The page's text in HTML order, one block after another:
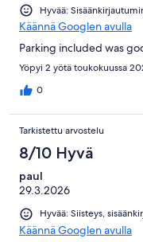
Hyvää:
Käännä Googlen avulla
Parking included was
Yöpyi 2 yötä toukokuussa
0
Tarkistettu arvostelu
8/10 Hyvä
paul
29.3.2026
Hyvää: Siisteys,
Käännä Googlen avulla